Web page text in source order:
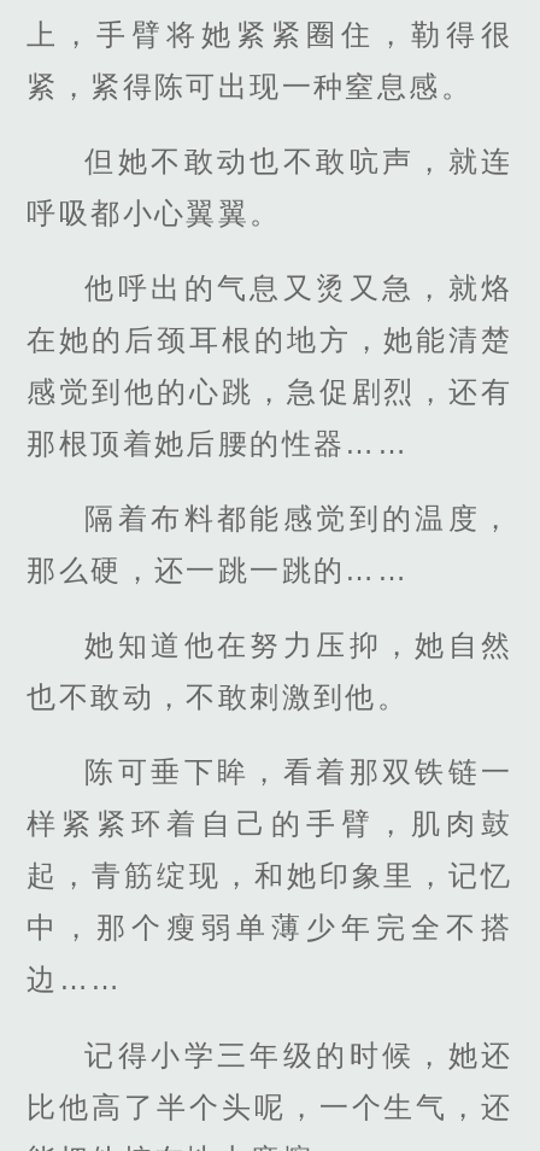
上，手臂将她紧紧圈住，勒得很
紧，紧得陈可出现一种窒息感。
但她不敢动也不敢吭声，就连
呼吸都小心翼翼。
他呼出的气息又烫又急，就烙
在她的后颈耳根的地方，她能清楚
感觉到他的心跳，急促剧烈，还有
那根顶着她后腰的性器……
隔着布料都能感觉到的温度，
那么硬，还一跳一跳的……
她知道他在努力压抑，她自然
也不敢动，不敢刺激到他。
陈可垂下眸，看着那双铁链一
样紧紧环着自己的手臂，肌肉鼓
起，青筋绽现，和她印象里，记忆
中，那个瘦弱单薄少年完全不搭
边……
记得小学三年级的时候，她还
比他高了半个头呢，一个生气，还